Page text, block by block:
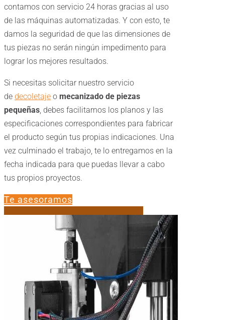
contamos con servicio 24 horas gracias al uso
de las máquinas automatizadas. Y con esto, te
damos la seguridad de que las dimensiones de
tus piezas no serán ningún impedimento para
lograr los mejores resultados.
Si necesitas solicitar nuestro servicio
de decoletaje o mecanizado de piezas
pequeñas, debes facilitarnos los planos y las
especificaciones correspondientes para fabricar
el producto según tus propias indicaciones. Una
vez culminado el trabajo, te lo entregamos en la
fecha indicada para que puedas llevar a cabo
tus propios proyectos.
Te asesoramos